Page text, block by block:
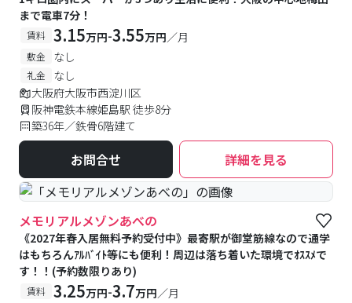
まで電車7分！
賃料 3.15万円-3.55万円／月
敷金 なし
礼金
なし
大阪府大阪市西淀川区
阪神電鉄本線姫島駅 徒歩8分
築36年／鉄骨6階建て
お問合せ 詳細を見る
メモリアルメゾンあべの
《2027年春入居無料予約受付中》最寄駅が御堂筋線なので通学
はもちろんｱﾙﾊﾞｲﾄ等にも便利！周辺は落ち着いた環境でｵｽｽﾒで
す！！(予約数限りあり)
賃料 3.25万円-3.7万円／月